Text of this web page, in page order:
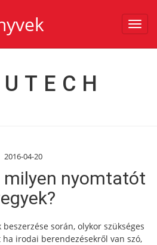
2016-04-20
milyen nyomtatót
során, olykor szükséges
irodai berendezésekről van szó,